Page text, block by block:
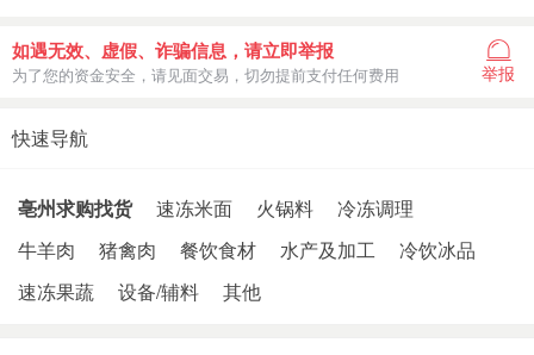
如遇无效、虚假、诈骗信息，请立即举报
为了您的资金安全，请见面交易，切勿提前支付任何费用 举报
快速导航
亳州求购找货 速冻米面 火锅料
冷冻调理
牛羊肉
猪禽肉 餐饮食材 水产及加工
冷饮冰品
速冻果蔬
设备/辅料 其他